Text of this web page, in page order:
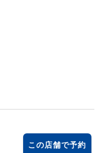
この店舗で予約